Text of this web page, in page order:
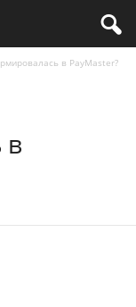
в PayMaster?
в